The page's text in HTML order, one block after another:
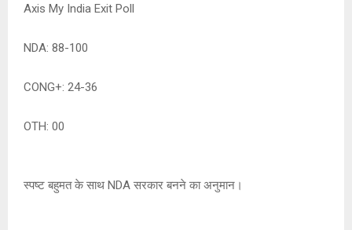
Axis My India Exit Poll
NDA: 88-100
CONG+: 24-36
OTH: 00
स्पष्ट बहुमत के साथ NDA सरकार बनने का अनुमान।